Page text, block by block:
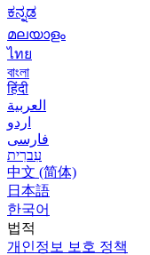
ಕನ್ನಡ
മലയാളം
ไทย
বাংলা
हिंदी
العربية
اردو
فارسی
עִברִית
中文 (简体)
日本語
한국어
법적
개인정보 보호 정책